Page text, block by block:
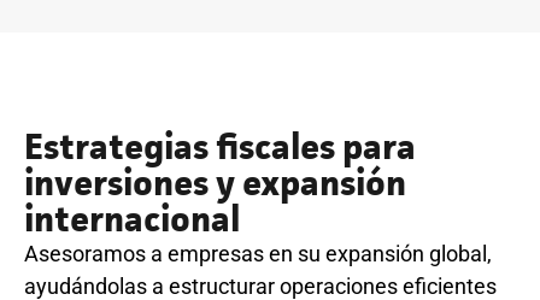
Estrategias fiscales para
inversiones y expansión
internacional
Asesoramos a empresas en su expansión global,
ayudándolas a estructurar operaciones eficientes